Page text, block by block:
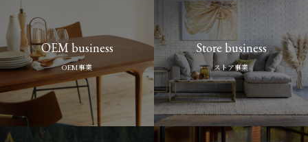
CONTACT
OEM business
OEM事業
Store business
ストア事業